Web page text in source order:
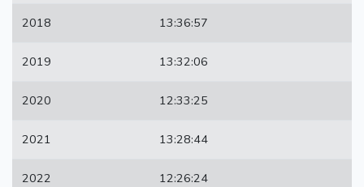
2018 13:36:57
2019 13:32:06
2020 12:33:25
2021 13:28:44
2022 12:26:24